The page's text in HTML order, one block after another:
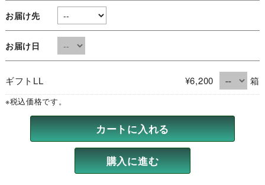
お届け先
お届け日
ギフトLL ¥6,200 箱
※税込価格です。
カートに入れる
購入に進む